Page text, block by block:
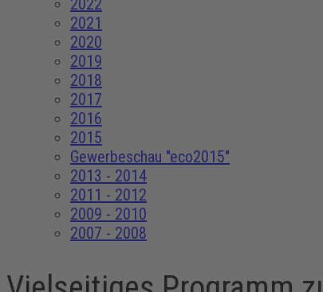
2022
2021
2020
2019
2018
2017
2016
2015
Gewerbeschau "eco2015"
2013 - 2014
2011 - 2012
2009 - 2010
2007 - 2008